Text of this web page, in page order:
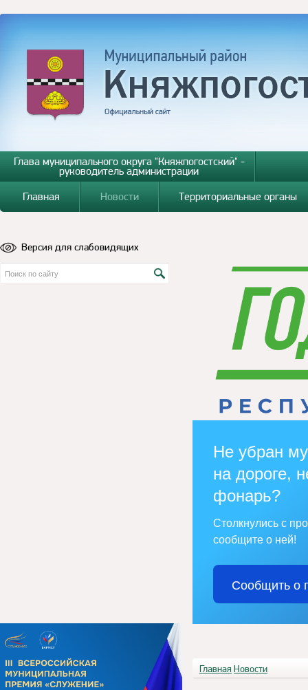
Глава муниципального округа "Княжпогостский" -
руководитель администрации
Главная
Новости Территориальные органы
Версия для слабовидящих
Не убран
на дороге,
фонарь?
Столкнулись с
сообщите о ней!
Сообщить о
Главная Новости